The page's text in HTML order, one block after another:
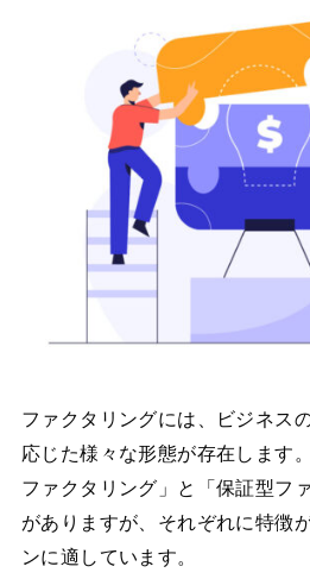
ファクタリングには、ビジネス
応じた様々な形態が存在します
ファクタリング」と「保証型フ
がありますが、それぞれに特徴
ンに適しています。